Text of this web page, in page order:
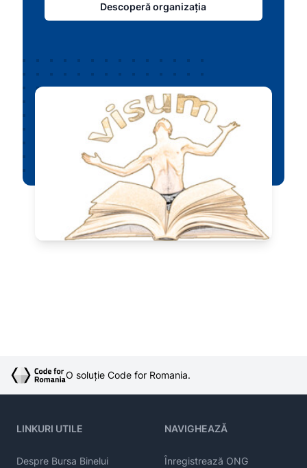
Descoperă organizația
O soluție Code for Romania.
LINKURI UTILE
Despre Bursa Binelui
NAVIGHEAZĂ
Înregistrează ONG